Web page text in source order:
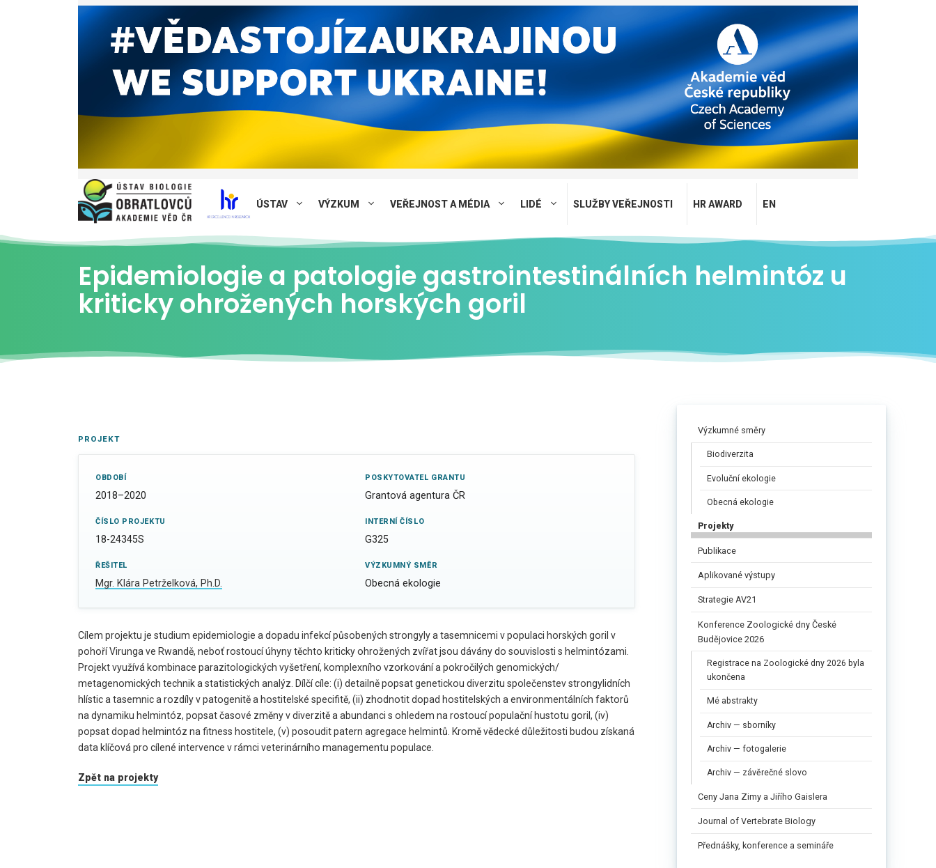
ÚSTAV VÝZKUM VEŘEJNOST A MÉDIA LIDÉ SLUŽBY VEŘEJNOSTI HR AWARD EN
Epidemiologie a patologie gastrointestinálních helmintóz u
kriticky ohrožených horských goril
PROJEKT
OBDOBÍ
2018–2020
POSKYTOVATEL GRANTU
Grantová agentura ČR
ČÍSLO PROJEKTU
18-24345S
INTERNÍ ČÍSLO
G325
ŘEŠITEL
Mgr. Klára Petrželková, Ph.D.
VÝZKUMNÝ SMĚR
Obecná ekologie
Cílem projektu je studium epidemiologie a dopadu infekcí působených strongyly a tasemnicemi v populaci horských goril v
pohoří Virunga ve Rwandě, neboť rostoucí úhyny těchto kriticky ohrožených zvířat jsou dávány do souvislosti s helmintózami.
Projekt využívá kombinace parazitologických vyšetření, komplexního vzorkování a pokročilých genomických/
metagenomických technik a statistických analýz. Dílčí cíle: (i) detailně popsat genetickou diverzitu společenstev strongylidních
hlístic a tasemnic a rozdíly v patogenitě a hostitelské specifitě, (ii) zhodnotit dopad hostitelských a environmentálních faktorů
na dynamiku helmintóz, popsat časové změny v diverzitě a abundanci s ohledem na rostoucí populační hustotu goril, (iv)
popsat dopad helmintóz na fitness hostitele, (v) posoudit patern agregace helmintů. Kromě vědecké důležitosti budou získaná
data klíčová pro cílené intervence v rámci veterinárního managementu populace.
Zpět na projekty
Výzkumné směry
Biodiverzita
Evoluční ekologie
Obecná ekologie
Projekty
Publikace
Aplikované výstupy
Strategie AV21
Konference Zoologické dny České
Budějovice 2026
Registrace na Zoologické dny 2026 byla
ukončena
Mé abstrakty
Archiv — sborníky
Archiv — fotogalerie
Archiv — závěrečné slovo
Ceny Jana Zimy a Jiřího Gaislera​
Journal of Vertebrate Biology
Přednášky, konference a semináře